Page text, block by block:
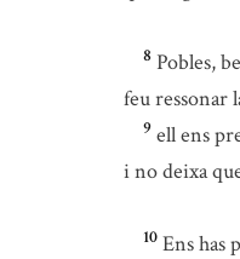
8 Pobles,
feu ressonar
9 ell ens
i no deixa
10 Ens has